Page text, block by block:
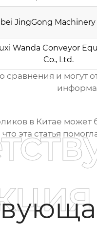
JingGong Machinery
Wanda Conveyor
Co., Ltd.
и могут
в Китае может
эта статья